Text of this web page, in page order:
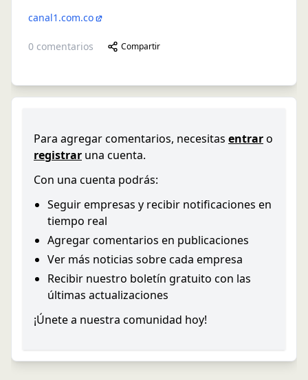
canal1.com.co
0 comentarios Compartir
Para agregar comentarios, necesitas entraro
registrar una cuenta.
Con una cuenta podrás:
Seguir empresas y recibir notificaciones en
tiempo real
Agregar comentarios en publicaciones
Ver más noticias sobre cada empresa
Recibir nuestro boletín gratuito con las
últimas actualizaciones
¡Únete a nuestra comunidad hoy!